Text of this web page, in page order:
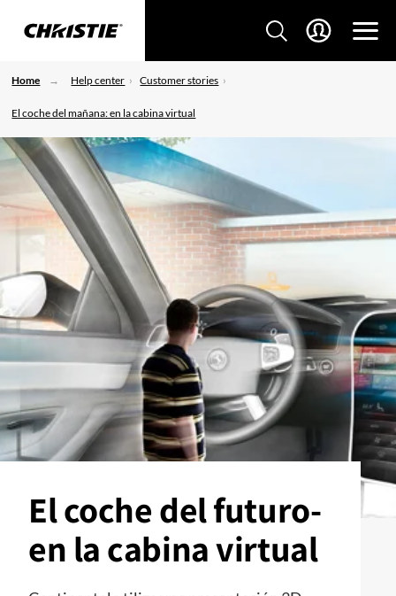
Home Help center Customer stories
El coche del mañana: en la cabina virtual
El coche del futuro-
en la cabina virtual